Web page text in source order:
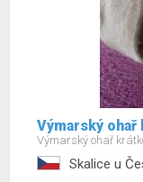
Výmarský
Výmarský ohař
Skalice u